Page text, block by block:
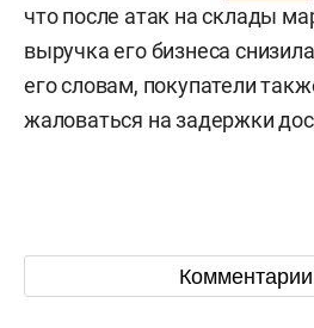
что после атак на склады
выручка его бизнеса
его словам, покупатели
жаловаться на задержки
Комментарии